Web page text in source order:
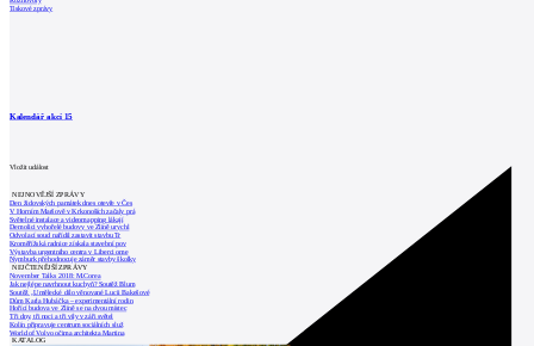
Tiskové zprávy
Kalendář akcí 15
Vložit událost
NEJNOVĚJŠÍ ZPRÁVY
Den židovských památek dnes otevře v Čes
V Horním Maršově v Krkonoších začaly prá
Světelné instalace a videomapping lákají
Demolici vyhořelé budovy ve Zlíně urychl
Odvolací soud nařídil zastavit stavbu Tr
Kroměřížská radnice získala stavební pov
Výstavba urgentního centra v Liberci ome
Nymburk přehodnocuje záměr stavby školky
NEJČTENĚJŠÍ ZPRÁVY
November Talks 2018: M.Corea
Jak nejlépe navrhnout kuchyň? Soutěž Blum
Soutěž „Umělecké dílo věnované Lucii Bakešové
Dům Karla Hubáčka – experimentální rodin
Hořící budova ve Zlíně se na dvou místec
Tři dny, tři noci a tři vily v záři světel
Kolín připravuje centrum sociálních služ
World of Volvo očima architekta Martina
KATALOG